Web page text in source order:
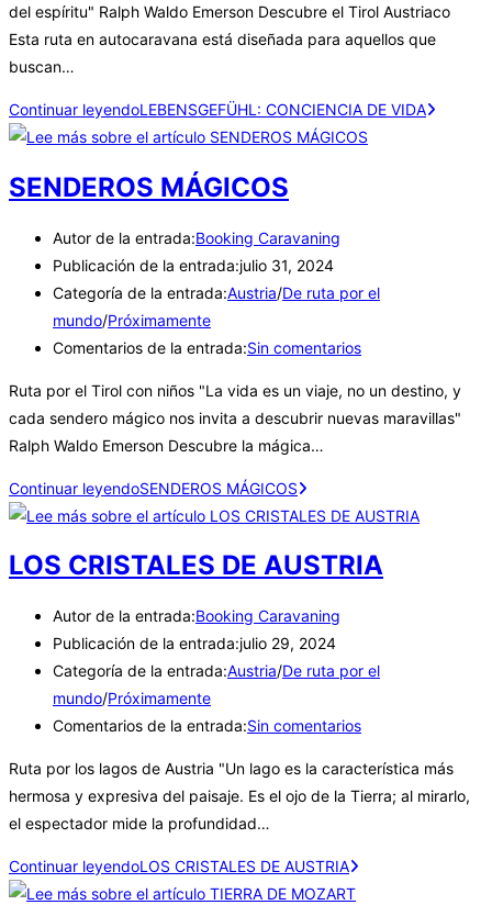
del espíritu" Ralph Waldo Emerson Descubre el Tirol Austriaco
Esta ruta en autocaravana está diseñada para aquellos que
buscan…
Continuar leyendoLEBENSGEFÜHL: CONCIENCIA DE VIDA
SENDEROS MÁGICOS
Autor de la entrada:Booking Caravaning
Publicación de la entrada:julio 31, 2024
Categoría de la entrada:Austria/De ruta por el
mundo/Próximamente
Comentarios de la entrada:Sin comentarios
Ruta por el Tirol con niños "La vida es un viaje, no un destino, y
cada sendero mágico nos invita a descubrir nuevas maravillas"
Ralph Waldo Emerson Descubre la mágica…
Continuar leyendoSENDEROS MÁGICOS
LOS CRISTALES DE AUSTRIA
Autor de la entrada:Booking Caravaning
Publicación de la entrada:julio 29, 2024
Categoría de la entrada:Austria/De ruta por el
mundo/Próximamente
Comentarios de la entrada:Sin comentarios
Ruta por los lagos de Austria "Un lago es la característica más
hermosa y expresiva del paisaje. Es el ojo de la Tierra; al mirarlo,
el espectador mide la profundidad…
Continuar leyendoLOS CRISTALES DE AUSTRIA